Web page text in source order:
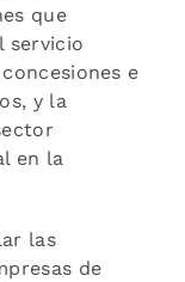
que
servicio
e
y la
en la
las
de